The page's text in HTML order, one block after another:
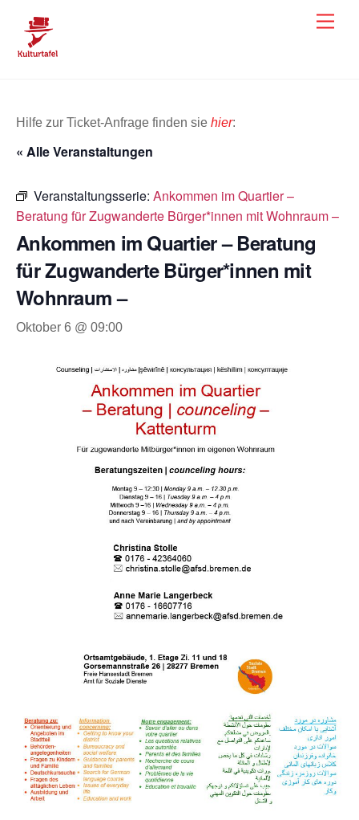
content
Hilfe zur Ticket-Anfrage finden sie hier:
« Alle Veranstaltungen
Veranstaltungsserie: Ankommen im Quartier –
Beratung für Zugwanderte Bürger*innen mit Wohnraum –
Ankommen im Quartier – Beratung
für Zugwanderte Bürger*innen mit
Wohnraum –
Oktober 6 @ 09:00